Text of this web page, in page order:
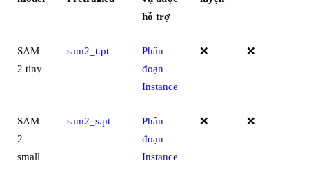
hỗ trợ
SAM
2 tiny
sam2_t.pt
Phân
đoạn
Instance
❌ ❌
SAM
2
small
sam2_s.pt
Phân
đoạn
Instance
❌ ❌